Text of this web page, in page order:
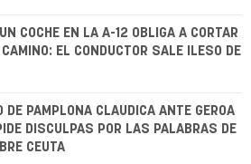
COCHE EN LA A-12 OBLIGA A CORTAR
EL CONDUCTOR SALE ILESO DE
DE PAMPLONA CLAUDICA ANTE GEROA
DISCULPAS POR LAS PALABRAS DE
CEUTA